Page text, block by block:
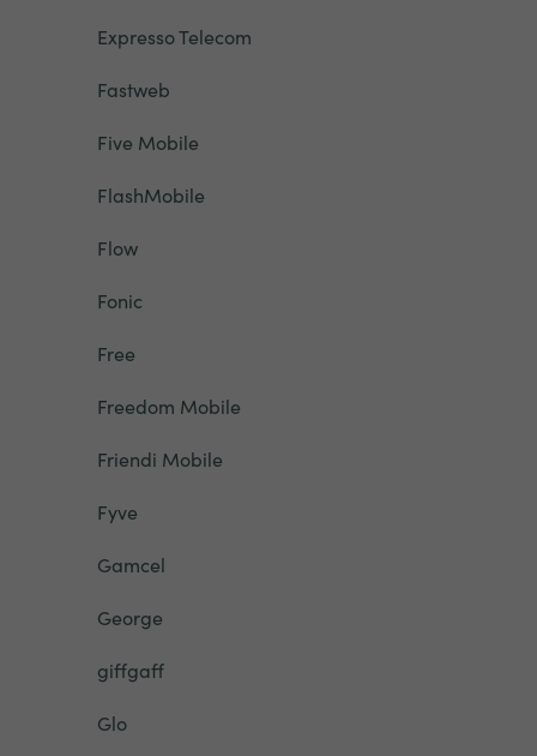
Expresso Telecom
Fastweb
Five Mobile
FlashMobile
Flow
Fonic
Free
Freedom Mobile
Friendi Mobile
Fyve
Gamcel
George
giffgaff
Glo